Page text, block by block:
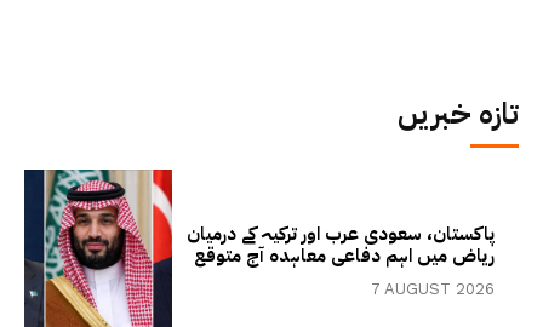
تازہ خبریں
پاکستان، سعودی عرب اور ترکیہ کے درمیان
ریاض میں اہم دفاعی معاہدہ آج متوقع
7 AUGUST 2026